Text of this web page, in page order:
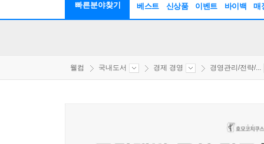
빠른분야찾기 베스트 신상품 이벤트 바이백 매
웰컴 국내도서 경제 경영 경영관리/전략/...